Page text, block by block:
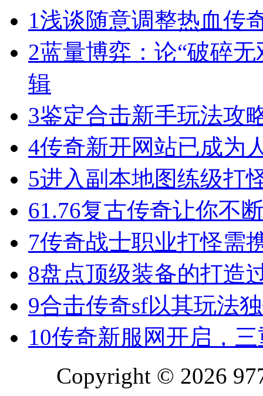
1浅谈随意调整热血传
2蓝量博弈：论“破碎
辑
3鉴定合击新手玩法攻
4传奇新开网站已成为
5进入副本地图练级打
61.76复古传奇让你不
7传奇战士职业打怪需
8盘点顶级装备的打造
9合击传奇sf以其玩法
10传奇新服网开启，
Copyright © 2026